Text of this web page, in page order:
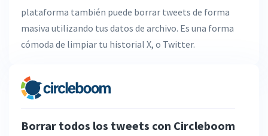
plataforma también puede borrar tweets de forma
masiva utilizando tus datos de archivo. Es una forma
cómoda de limpiar tu historial X, o Twitter.
Borrar todos los tweets con Circleboom